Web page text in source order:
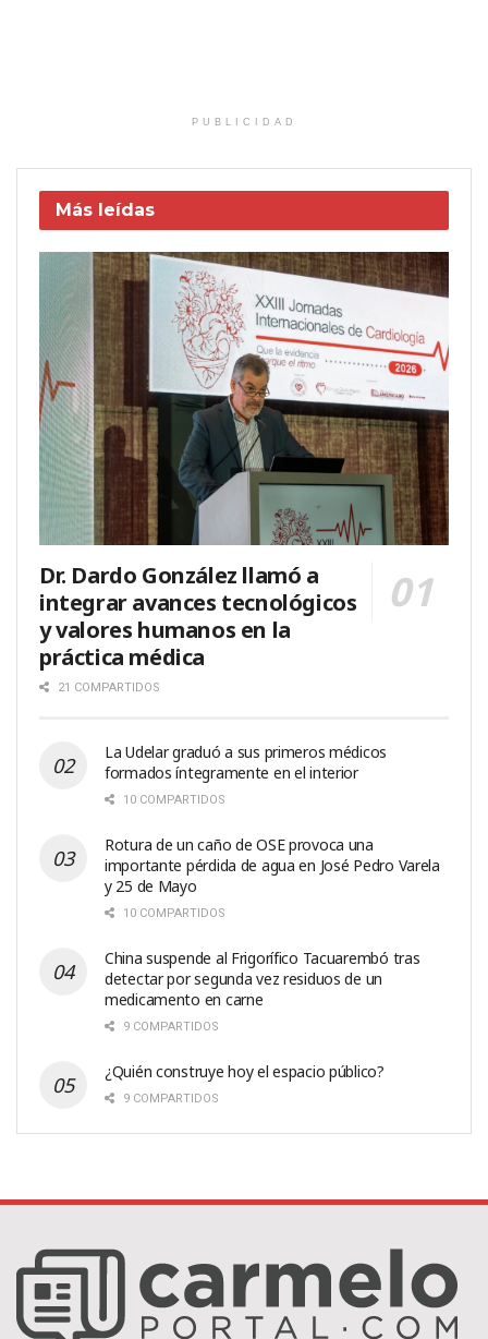
PUBLICIDAD
Más leídas
Dr. Dardo González llamó a
integrar avances tecnológicos
y valores humanos en la
práctica médica
21 COMPARTIDOS
La Udelar graduó a sus primeros médicos
formados íntegramente en el interior
10 COMPARTIDOS
Rotura de un caño de OSE provoca una
importante pérdida de agua en José Pedro Varela
y 25 de Mayo
10 COMPARTIDOS
China suspende al Frigorífico Tacuarembó tras
detectar por segunda vez residuos de un
medicamento en carne
9 COMPARTIDOS
¿Quién construye hoy el espacio público?
9 COMPARTIDOS